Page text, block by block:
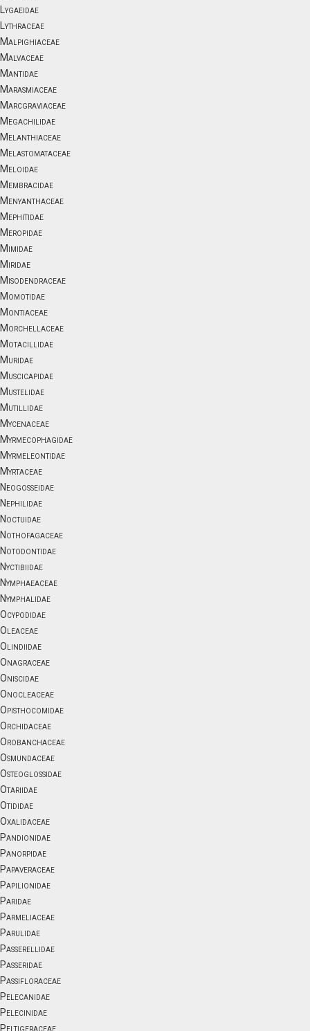
Lygaeidae
Lythraceae
Malpighiaceae
Malvaceae
Mantidae
Marasmiaceae
Marcgraviaceae
Megachilidae
Melanthiaceae
Melastomataceae
Meloidae
Membracidae
Menyanthaceae
Mephitidae
Meropidae
Mimidae
Miridae
Misodendraceae
Momotidae
Montiaceae
Morchellaceae
Motacillidae
Muridae
Muscicapidae
Mustelidae
Mutillidae
Mycenaceae
Myrmecophagidae
Myrmeleontidae
Myrtaceae
Neogosseidae
Nephilidae
Noctuidae
Nothofagaceae
Notodontidae
Nyctibiidae
Nymphaeaceae
Nymphalidae
Ocypodidae
Oleaceae
Olindiidae
Onagraceae
Oniscidae
Onocleaceae
Opisthocomidae
Orchidaceae
Orobanchaceae
Osmundaceae
Osteoglossidae
Otariidae
Otididae
Oxalidaceae
Pandionidae
Panorpidae
Papaveraceae
Papilionidae
Paridae
Parmeliaceae
Parulidae
Passerellidae
Passeridae
Passifloraceae
Pelecanidae
Pelecinidae
Peltigeraceae